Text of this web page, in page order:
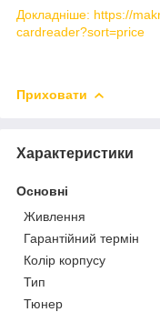
Докладніше: https://
cardreader?sort=price
Приховати
Характеристики
Основні
Живлення
Гарантійний термін
Колір корпусу
Тип
Тюнер